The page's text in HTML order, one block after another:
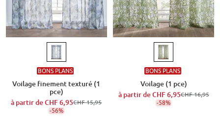
BONS PLANS
Voilage finement texturé (1
pce)
à partir deCHF 6,95CHF 15,95
-56%
BONS PLANS
Voilage (1 pce)
à partir deCHF 6,95CHF 16,95
-58%